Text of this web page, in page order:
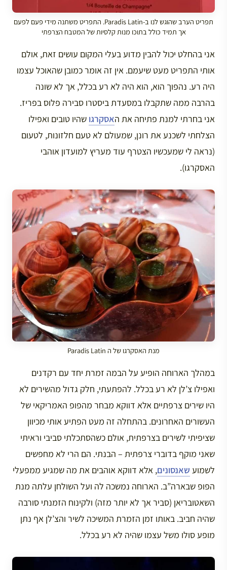
תפריט הערב שהוגש לנו ב-Paradis Latin. התפריט משתנה מידי פעם לפעם
אך תמיד כולל בתוכו מנות קלסיות של המטבח הצרפתי
אני בהחלט יכול להבין מדוע בעלי המקום עושים זאת, אולם
אותי התפריט מעט שיעמם. אין זה אומר כמובן שהאוכל עצמו
היה רע. נהפוך הוא, הוא היה לא רע בכלל, אך לא שונה
בהרבה ממה שתקבלו במסעדת ביסטרו סבירה פלוס בפריז.
אני בחרתי למנת פתיחה את האסקרגו שהיו טובים ואפילו
הצלחתי לשכנע את רונן, שמעולם לא טעם חלזונות, לטעום
(נראה לי שמעכשיו הצטרף עוד מעריץ למועדון אוהבי
האסקרגו).
מנת האסקרגו של ה Paradis Latin
במהלך הארוחה הופיע על הבמה זמרת יחד עם רקדנים
ואפילו צ’לן לא רע בכלל. להפתעתי, חלק גדול מהשירים לא
היו שירים צרפתיים אלא דווקא מבחר מהפופ האמריקאי של
העשורים האחרונים. בהתחלה זה מעט הפתיע אותי מכיוון
שציפיתי לשירים בצרפתית, אולם כשהסתכלתי סביבי וראיתי
שאני מוקף בדוברי צרפתית – הבנתי. הם הרי לא מחפשים
לשמוע שאנסונים, אלא דווקא אוהבים את מה שמגיע ממפעלי
הפופ שבארה”ב. הארוחה נמשכה לה ועל השולחן עלתה מנת
השאטובריאן (סביר אך לא יותר מזה) ולקינוח הזמנתי סורבה
שהיה חביב. באותו זמן הזמרת המשיכה לשיר והצ’לן אף נתן
מופע סולו משל עצמו שהיה לא רע בכלל.